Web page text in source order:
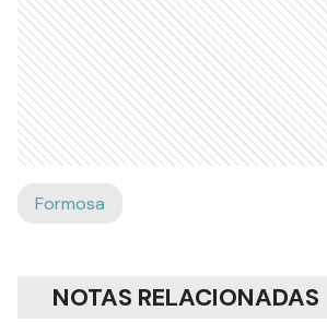
Formosa
NOTAS RELACIONADAS